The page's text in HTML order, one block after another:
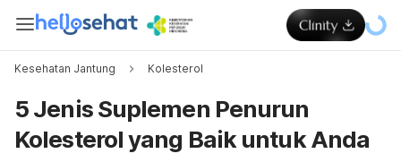
Kesehatan Jantung Kolesterol
5 Jenis Suplemen Penurun
Kolesterol yang Baik untuk Anda